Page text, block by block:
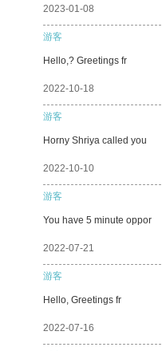
2023-01-08
游客
Hello,? Greetings fr
2022-10-18
游客
Horny Shriya called you
2022-10-10
游客
You have 5 minute oppor
2022-07-21
游客
Hello, Greetings fr
2022-07-16